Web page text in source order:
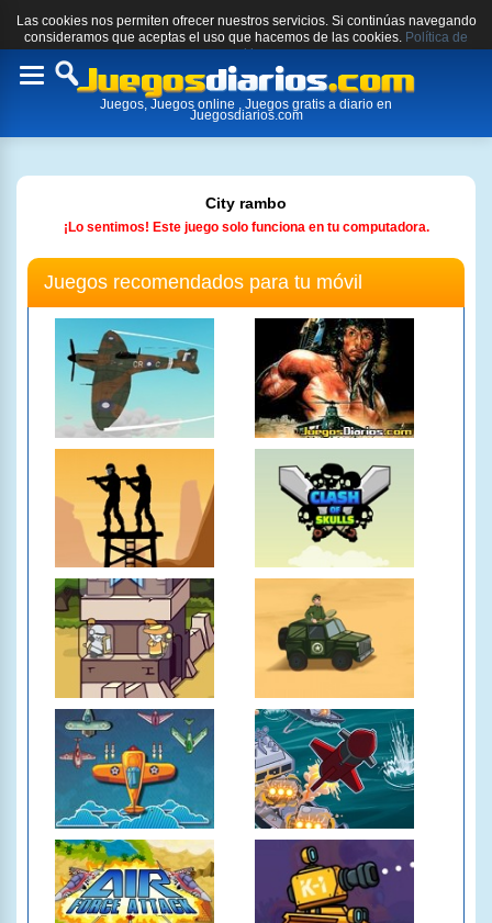
Las cookies nos permiten ofrecer nuestros servicios. Si continúas navegando
consideramos que aceptas el uso que hacemos de las cookies. Política de
cookies.
Toggle
Juegos, Juegos online , Juegos gratis a diario en
Juegosdiarios.com
City rambo
¡Lo sentimos! Este juego solo funciona en tu computadora.
Juegos recomendados para tu móvil